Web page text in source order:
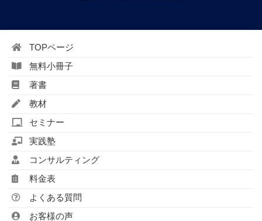
TOPページ
無料小冊子
著書
教材
セミナー
実践塾
コンサルティング
料金表
よくある質問
お客様の声